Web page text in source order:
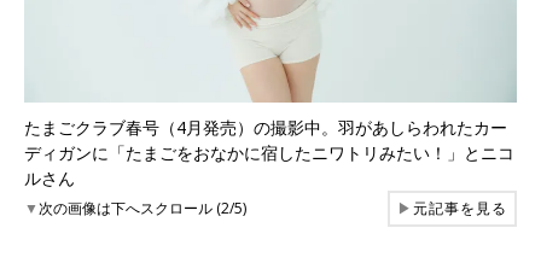
たまごクラブ春号（4月発売）の撮影中。羽があしらわれたカー
ディガンに「たまごをおなかに宿したニワトリみたい！」とニコ
ルさん
▼次の画像は下へスクロール (2/5) ▶元記事を見る